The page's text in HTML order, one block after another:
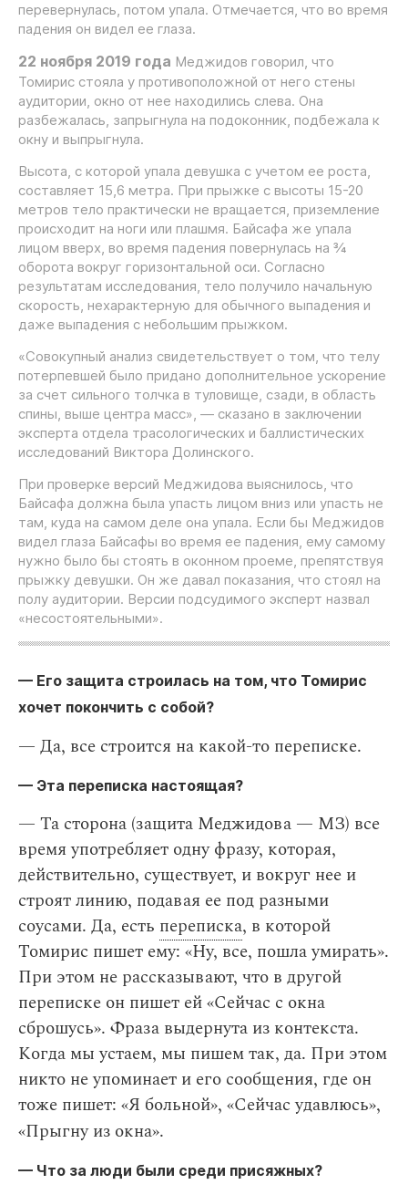
перевернулась, потом упала. Отмечается, что во время
падения он видел ее глаза.
22 ноября 2019 года Меджидов говорил, что
Томирис стояла у противоположной от него стены
аудитории, окно от нее находились слева. Она
разбежалась, запрыгнула на подоконник, подбежала к
окну и выпрыгнула.
Высота, с которой упала девушка с учетом ее роста,
составляет 15,6 метра. При прыжке с высоты 15-20
метров тело практически не вращается, приземление
происходит на ноги или плашмя. Байсафа же упала
лицом вверх, во время падения повернулась на ¾
оборота вокруг горизонтальной оси. Согласно
результатам исследования, тело получило начальную
скорость, нехарактерную для обычного выпадения и
даже выпадения с небольшим прыжком.
«Совокупный анализ свидетельствует о том, что телу
потерпевшей было придано дополнительное ускорение
за счет сильного толчка в туловище, сзади, в область
спины, выше центра масс», — сказано в заключении
эксперта отдела трасологических и баллистических
исследований Виктора Долинского.
При проверке версий Меджидова выяснилось, что
Байсафа должна была упасть лицом вниз или упасть не
там, куда на самом деле она упала. Если бы Меджидов
видел глаза Байсафы во время ее падения, ему самому
нужно было бы стоять в оконном проеме, препятствуя
прыжку девушки. Он же давал показания, что стоял на
полу аудитории. Версии подсудимого эксперт назвал
«несостоятельными».
— Его защита строилась на том, что Томирис
хочет покончить с собой?
— Да, все строится на какой-то переписке.
— Эта переписка настоящая?
— Та сторона (защита Меджидова — МЗ) все
время употребляет одну фразу, которая,
действительно, существует, и вокруг нее и
строят линию, подавая ее под разными
соусами. Да, есть переписка, в которой
Томирис пишет ему: «Ну, все, пошла умирать».
При этом не рассказывают, что в другой
переписке он пишет ей «Сейчас с окна
сброшусь». Фраза выдернута из контекста.
Когда мы устаем, мы пишем так, да. При этом
никто не упоминает и его сообщения, где он
тоже пишет: «Я больной», «Сейчас удавлюсь»,
«Прыгну из окна».
— Что за люди были среди присяжных?